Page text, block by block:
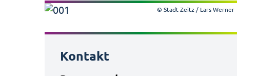
© Stadt Zeitz / Lars Werner
Kontakt